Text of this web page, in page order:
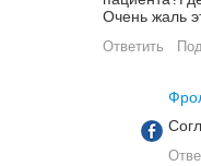
Очень жаль
Ответить